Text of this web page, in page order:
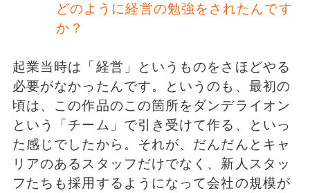
どのように経営の勉強をされたんです
か？
起業当時は「経営」というものをさほどやる
必要がなかったんです。というのも、最初の
頃は、この作品のこの箇所をダンデライオン
という「チーム」で引き受けて作る、といっ
た感じでしたから。それが、だんだんとキャ
リアのあるスタッフだけでなく、新人スタッ
フたちも採⽤するようになって会社の規模が